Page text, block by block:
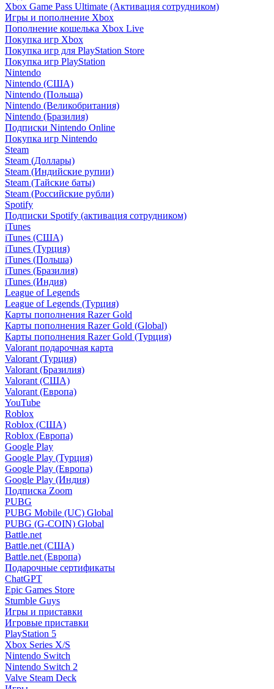
Xbox Game Pass Ultimate (Активация сотрудником)
Игры и пополнение Xbox
Пополнение кошелька Xbox Live
Покупка игр Xbox
Покупка игр для PlayStation Store
Покупка игр PlayStation
Nintendo
Nintendo (США)
Nintendo (Польша)
Nintendo (Великобритания)
Nintendo (Бразилия)
Подписки Nintendo Online
Покупка игр Nintendo
Steam
Steam (Доллары)
Steam (Индийские рупии)
Steam (Тайские баты)
Steam (Российские рубли)
Spotify
Подписки Spotify (активация сотрудником)
iTunes
iTunes (США)
iTunes (Турция)
iTunes (Польша)
iTunes (Бразилия)
iTunes (Индия)
League of Legends
League of Legends (Турция)
Карты пополнения Razer Gold
Карты пополнения Razer Gold (Global)
Карты пополнения Razer Gold (Турция)
Valorant подарочная карта
Valorant (Турция)
Valorant (Бразилия)
Valorant (США)
Valorant (Европа)
YouTube
Roblox
Roblox (США)
Roblox (Европа)
Google Play
Google Play (Турция)
Google Play (Европа)
Google Play (Индия)
Подписка Zoom
PUBG
PUBG Mobile (UC) Global
PUBG (G-COIN) Global
Battle.net
Battle.net (США)
Battle.net (Европа)
Подарочные сертификаты
ChatGPT
Epic Games Store
Stumble Guys
Игры и приставки
Игровые приставки
PlayStation 5
Xbox Series X/S
Nintendo Switch
Nintendo Switch 2
Valve Steam Deck